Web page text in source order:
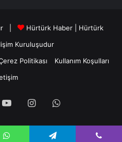
| Hürtürk Haber
Hürtürk
Kuruluşudur
Politikası
Kullanım Koşulları
YouTubeInstagramWhatsApp